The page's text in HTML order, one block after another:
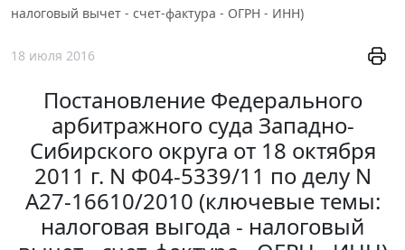
налоговый вычет - счет-фактура - ОГРН - ИНН)
18 июля 2016
Постановление Федерального
арбитражного суда Западно-
Сибирского округа от 18 октября
2011 г. N Ф04-5339/11 по делу N
А27-16610/2010 (ключевые темы:
налоговая выгода - налоговый